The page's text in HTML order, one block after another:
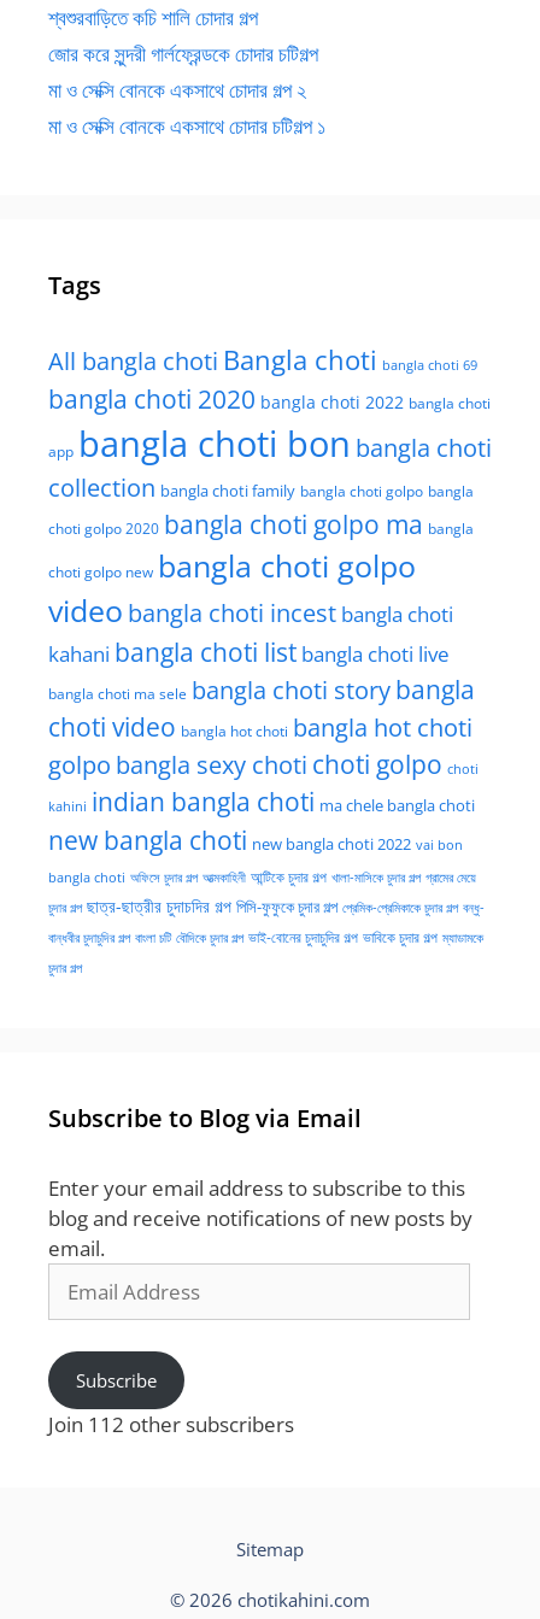
শ্বশুরবাড়িতে কচি শালি চোদার গল্প
জোর করে সুন্দরী গার্লফ্রেন্ডকে চোদার চটিগল্প
মা ও সেক্সি বোনকে একসাথে চোদার গল্প ২
মা ও সেক্সি বোনকে একসাথে চোদার চটিগল্প ১
Tags
All bangla choti Bangla choti bangla choti 69
bangla choti 2020 bangla choti 2022 bangla choti
app bangla choti bon bangla choti
collection bangla choti family bangla choti golpo bangla
choti golpo 2020 bangla choti golpo ma bangla
choti golpo new bangla choti golpo
video bangla choti incest bangla choti
kahani bangla choti list bangla choti live
bangla choti ma sele bangla choti storybangla
choti video bangla hot choti bangla hot choti
golpo bangla sexy choti choti golpo choti
kahini indian bangla choti ma chele bangla choti
new bangla choti new bangla choti 2022 vai bon
bangla choti অফিসে চুদার গল্প আত্মকাহিনী আন্টিকে চুদার গল্প খালা-মাসিকে চুদার গল্প গ্রামের মেয়ে
চুদার গল্প ছাত্র-ছাত্রীর চুদাচদির গল্প পিসি-ফুফুকে চুদার গল্প প্রেমিক-প্রেমিকাকে চুদার গল্প বন্ধু-
বান্ধবীর চুদাচুদির গল্প বাংলা চটি বৌদিকে চুদার গল্প ভাই-বোনের চুদাচুদির গল্প ভাবিকে চুদার গল্প ম্যাডামকে
চুদার গল্প
Subscribe to Blog via Email
Enter your email address to subscribe to this
blog and receive notifications of new posts by
email.
Address
Subscribe
Join 112 other subscribers
Sitemap
© 2026 chotikahini.com